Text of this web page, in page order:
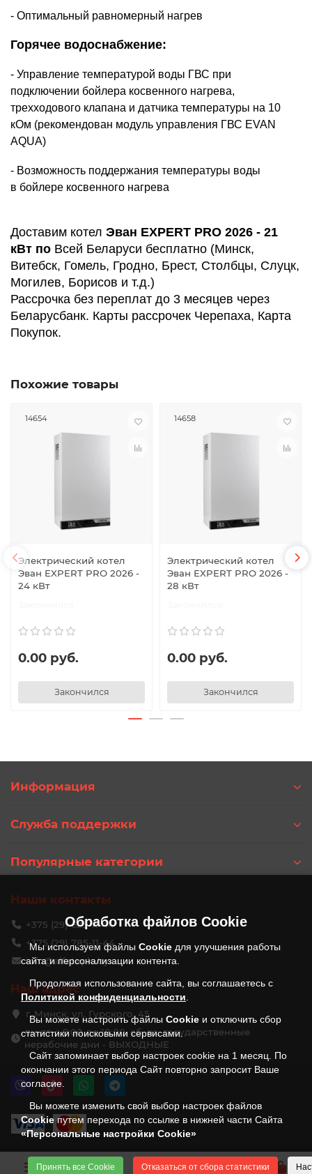
Обработка файлов Cookie
Мы используем файлы Cookie для улучшения работы
сайта и персонализации контента.
Продолжая использование сайта, вы соглашаетесь с
Политикой конфиденциальности
Вы можете настроить файлы Cookie и отключить сбор
статистики поисковыми сервисами.
Сайт запоминает выбор настроек cookie на 1 месяц. По
окончании этого периода Сайт повторно запросит Ваше
согласие.
Вы можете изменить свой выбор настроек файлов
Cookieпутем перехода по ссылке в нижней части Сайта
«Персональные настройки Cookie»
Принять все Cookie Отказаться от сбора статистики
- Оптимальный равномерный нагрев
Горячее водоснабжение:
- Управление температурой воды ГВС при
подключении бойлера косвенного нагрева,
трехходового клапана и датчика температуры на 10
кОм (рекомендован модуль управления ГВС EVAN
AQUA)
- Возможность поддержания температуры воды
в бойлере косвенного нагрева
Доставим котел Эван EXPERT PRO 2026 - 21
кВт по Всей Беларуси бесплатно (Минск,
Витебск, Гомель, Гродно, Брест, Столбцы, Слуцк,
Могилев, Борисов и т.д.)
Рассрочка без переплат до 3 месяцев через
Беларусбанк. Карты рассрочек Черепаха, Карта
Покупок.
Похожие товары
14654
Электрический котел
Эван EXPERT PRO 2026 -
24 кВт
0.00 руб.
Закончился
14658
Электрический котел
Эван EXPERT PRO 2026 -
28 кВт
0.00 руб.
Закончился
Информация
Служба поддержки
Популярные категории
Наши контакты
+375 (29) 625-11-44
+375 (29) 785-11-44
info@alfateplo.by
Наш адрес
г. Минск, ул. Гурского, 45
пн-пт с 9:00 до 18:00, сб, вс, государственные
нерабочие дни - ВЫХОДНЫЕ